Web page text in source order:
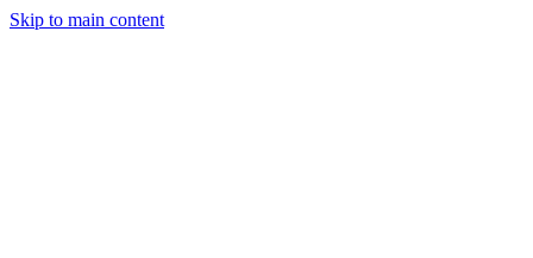
Skip to main content